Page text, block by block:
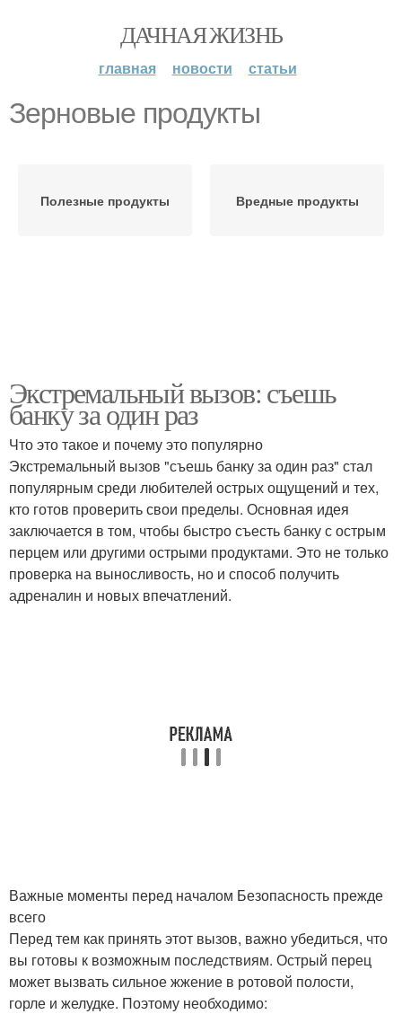
ДАЧНАЯ ЖИЗНЬ
главная новости статьи
Зерновые продукты
Полезные продукты Вредные продукты
Экстремальный вызов: съешь
банку за один раз
Что это такое и почему это популярно
Экстремальный вызов "съешь банку за один раз" стал
популярным среди любителей острых ощущений и тех,
кто готов проверить свои пределы. Основная идея
заключается в том, чтобы быстро съесть банку с острым
перцем или другими острыми продуктами. Это не только
проверка на выносливость, но и способ получить
адреналин и новых впечатлений.
Важные моменты перед началом Безопасность прежде
всего
Перед тем как принять этот вызов, важно убедиться, что
вы готовы к возможным последствиям. Острый перец
может вызвать сильное жжение в ротовой полости,
горле и желудке. Поэтому необходимо: